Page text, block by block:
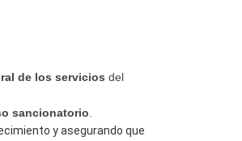
de los servicios del
sancionatorio.
y asegurando que